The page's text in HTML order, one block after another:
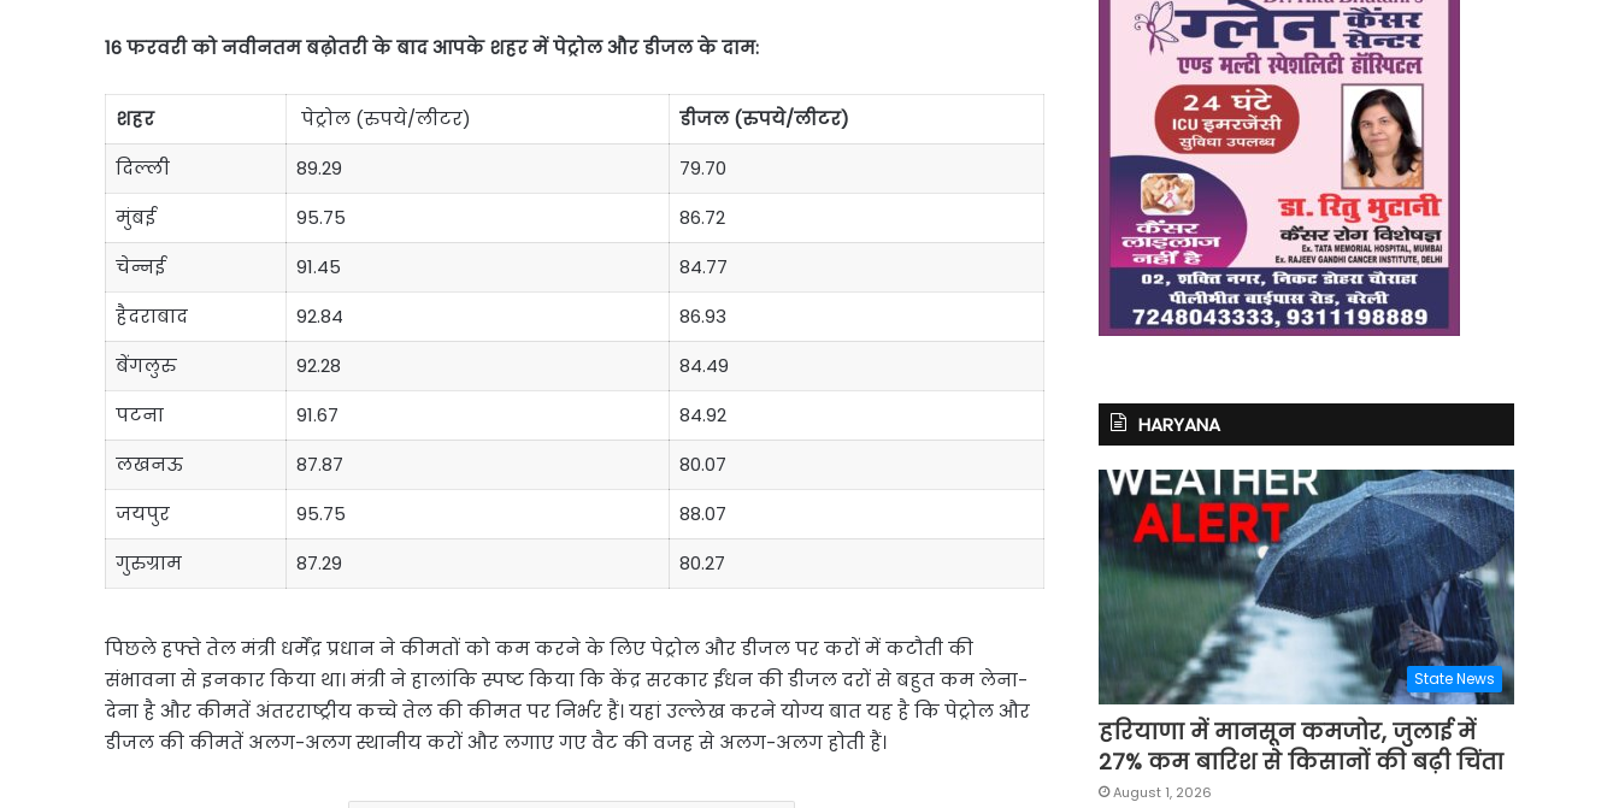
16 फरवरी को नवीनतम बढ़ोतरी के बाद आपके शहर में पेट्रोल और डीजल के दाम:
शहर पेट्रोल (रुपये/लीटर)
डीजल (रुपये/लीटर)
दिल्ली
89.29
79.70
मुंबई
95.75
86.72
चेन्नई
91.45
84.77
हैदराबाद
92.84
86.93
बेंगलुरु
92.28
84.49
पटना
91.67
84.92
लखनऊ
87.87
80.07
जयपुर
95.75
88.07
गुरुग्राम
87.29 80.27
पिछले हफ्ते तेल मंत्री धर्मेंद्र प्रधान ने कीमतों को कम करने के लिए पेट्रोल और डीजल पर करों में कटौती की
संभावना से इनकार किया था। मंत्री ने हालांकि स्पष्ट किया कि केंद्र सरकार ईंधन की डीजल दरों से बहुत कम लेना-
देना है और कीमतें अंतरराष्ट्रीय कच्चे तेल की कीमत पर निर्भर हैं। यहां उल्लेख करने योग्य बात यह है कि पेट्रोल और
डीजल की कीमतें अलग-अलग स्थानीय करों और लगाए गए वैट की वजह से अलग-अलग होती हैं।
HARYANA
State News
हरियाणा में मानसून कमजोर, जुलाई में
27% कम बारिश से किसानों की बढ़ी चिंता
August 1, 2026